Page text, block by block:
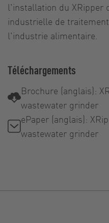
l'installation du XRipper
industrielle de
l'industrie alimentaire.
Téléchargements
Brochure (anglais):
wastewater grinder
ePaper (anglais):
wastewater grinder